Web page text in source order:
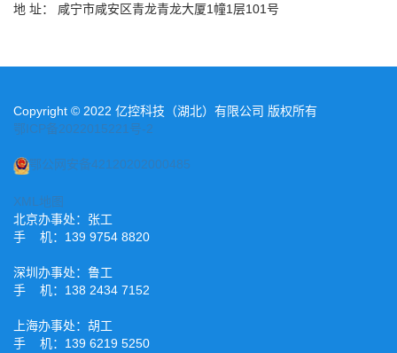
地 址： 咸宁市咸安区青龙青龙大厦1幢1层101号
Copyright © 2022 亿控科技（湖北）有限公司 版权所有
鄂ICP备2022015221号-2
鄂公网安备42120202000485
XML地图
北京办事处：张工
手 机：139 9754 8820
深圳办事处：鲁工
手 机：138 2434 7152
上海办事处：胡工
手 机：139 6219 5250